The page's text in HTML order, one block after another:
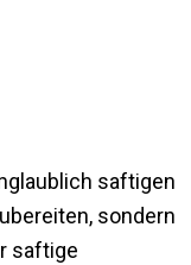
saftigen
sondern
saftige